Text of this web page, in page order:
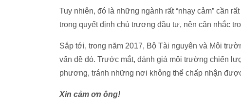
Tuy nhiên, đó là những ngành rất “nhạy cảm” cần
trong quyết định chủ trương đầu tư, nên cân nhắc
Sắp tới, trong năm 2017, Bộ Tài nguyên và Môi
vấn đề đó. Trước mắt, đánh giá môi trường chiến
phương, tránh những nơi không thể chấp nhận
Xin cảm ơn ông!